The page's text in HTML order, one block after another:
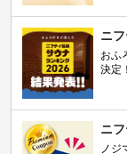
ニ
おふ
決定！
ニ
ノ